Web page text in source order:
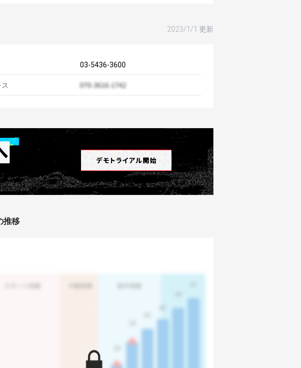
2023/1/1 更新
03-5436-3600
推移